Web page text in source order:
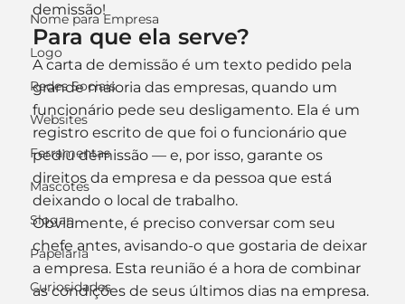
Nome para Empresa
Logo
Redes Sociais
Websites
Ferramentas
Mascotes
Slogan
Papelaria
Curiosidades
demissão!
Para que ela serve?
A carta de demissão é um texto pedido pela
grande maioria das empresas, quando um
funcionário pede seu desligamento. Ela é um
registro escrito de que foi o funcionário que
pediu demissão — e, por isso, garante os
direitos da empresa e da pessoa que está
deixando o local de trabalho.
Obviamente, é preciso conversar com seu
chefe antes, avisando-o que gostaria de deixar
a empresa. Esta reunião é a hora de combinar
as condições de seus últimos dias na empresa.